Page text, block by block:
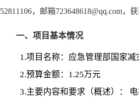
52811106，邮箱723648618@qq.com
一、项目基本情况
1.项目名称：应急管理部国家减
2.预算金额：1.25万元
3.主要内容和要求（概述）：